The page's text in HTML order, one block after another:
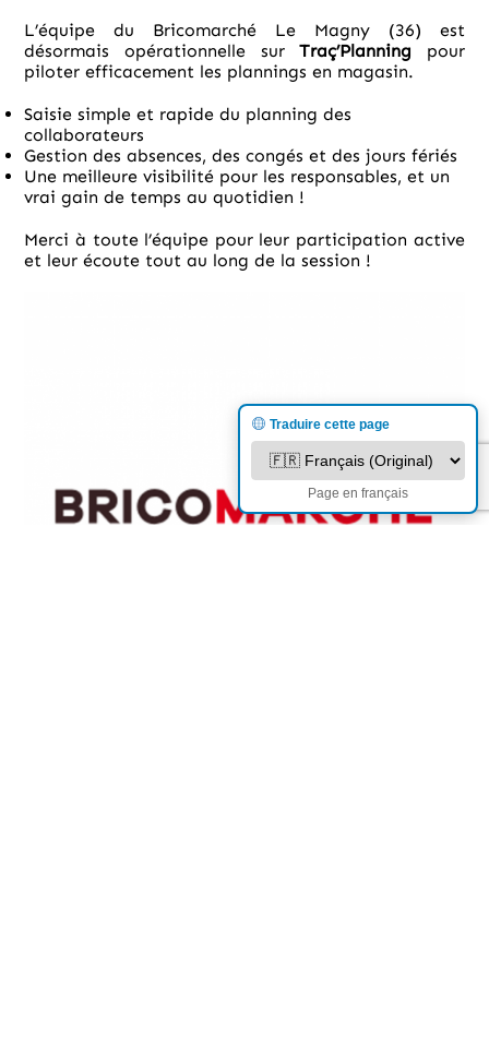
L’équipe du Bricomarché Le Magny (36) est
désormais opérationnelle surTraç’Planning pour
piloter efficacement les plannings en magasin.
Saisie simple et rapide du planning des
collaborateurs
Gestion des absences, des congés et des jours fériés
Une meilleure visibilité pour les responsables, et un
vrai gain de temps au quotidien !
Merci à toute l’équipe pour leur participation active
et leur écoute tout au long de la session !
Traduire cette page
Page en français